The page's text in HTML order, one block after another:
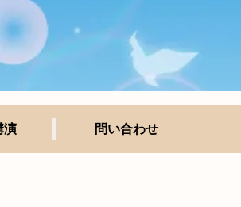
演 問い合わせ